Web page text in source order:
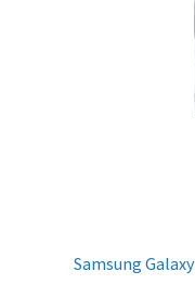
Samsung